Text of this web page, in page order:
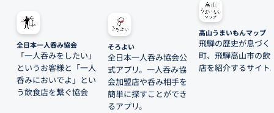
全日本一人呑み協会
「一人呑みをしたい」
というお客様と「一人
呑みにおいでよ」とい
う飲食店を繋ぐ協会
そろよい
全日本一人呑み協会公
式アプリ。一人呑み協
会加盟店や呑み相手を
簡単に探すことができ
るアプリ。
高山うまいもんマップ
飛騨の歴史が息づく
町、飛騨高山市の飲
店を紹介するサイト